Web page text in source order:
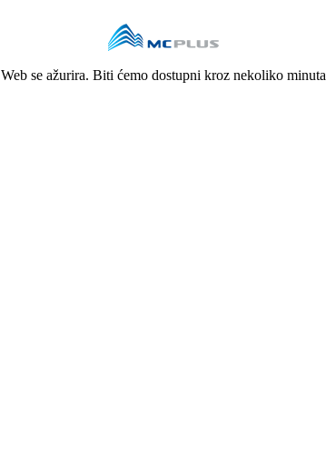
Web se ažurira. Biti ćemo dostupni kroz nekoliko minuta